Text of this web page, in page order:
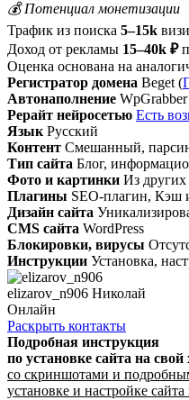
💰 Потенциал монетизации
Трафик из поиска 5–15k
Доход от рекламы 15–40k ₽
Оценка основана на
Регистратор домена Beget (
Автонаполнение
Рерайт нейросетью Есть
Язык Русский
Контент Смешанный,
Тип сайта Блог,
Фото и картинки Из других
Плагины SEO-плагин, Кэш
Дизайн сайта
CMS сайта WordPress
Блокировки, вирусы
Инструкции Установка,
elizarov_n906 Николай
Онлайн
Раскрыть контакты
Подробная инструкция
по установке сайта на свой
со скриншотами и
установке и настройке сайта